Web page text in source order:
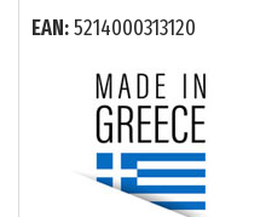
ΕΑΝ:5214000313120